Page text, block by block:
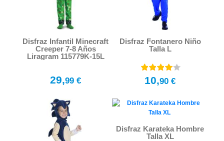
Disfraz Infantil Minecraft
Creeper 7-8 Años
Liragram 115779K-15L
29,99 €
Disfraz Fontanero Niño
Talla L
10,90 €
Disfraz Karateka Hombre
Talla XL